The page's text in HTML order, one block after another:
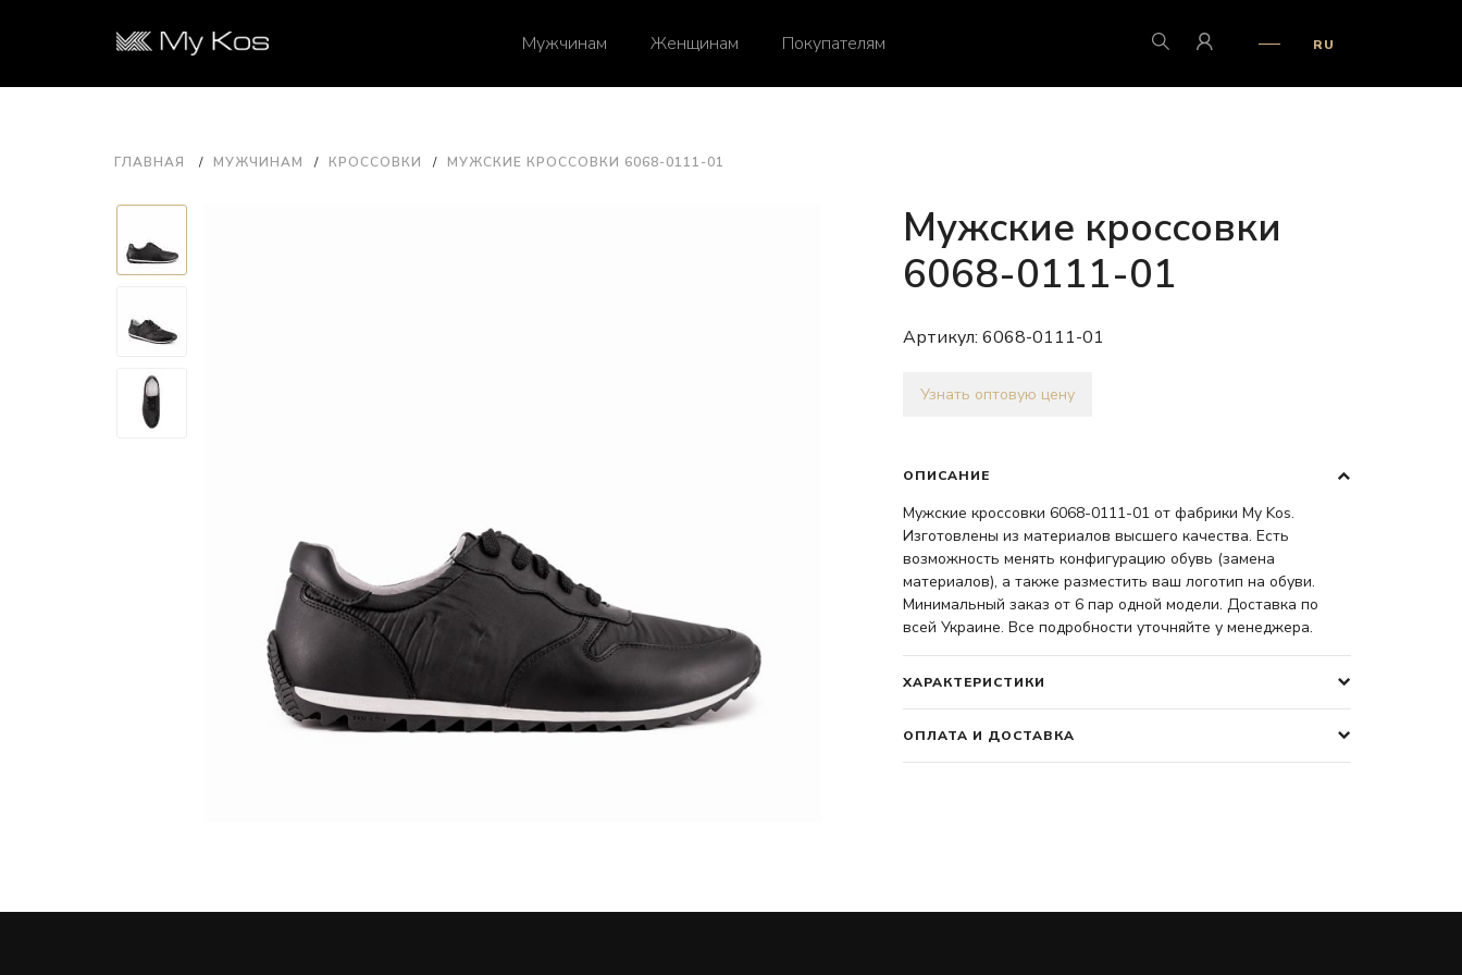
Мужчинам Женщинам Покупателям RU
ГЛАВНАЯ МУЖЧИНАМ КРОССОВКИ МУЖСКИЕ КРОССОВКИ 6068-0111-01
Мужские кроссовки
6068-0111-01
Артикул: 6068-0111-01
Узнать оптовую цену
ОПИСАНИЕ
Мужские кроссовки 6068-0111-01 от фабрики My Kos.
Изготовлены из материалов высшего качества. Есть
возможность менять конфигурацию обувь (замена
материалов), а также разместить ваш логотип на обуви.
Минимальный заказ от 6 пар одной модели. Доставка по
всей Украине. Все подробности уточняйте у менеджера.
ХАРАКТЕРИСТИКИ
ОПЛАТА И ДОСТАВКА